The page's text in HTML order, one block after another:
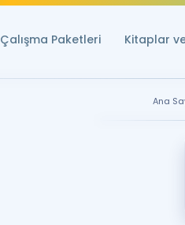
Çalışma Paketleri Kitaplar
Ana